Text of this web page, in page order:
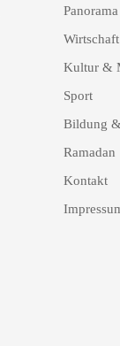
Panorama
Kultur &
Sport
Bildung
Ramadan
Kontakt